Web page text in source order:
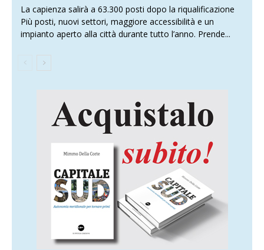
La capienza salirà a 63.300 posti dopo la riqualificazione
Più posti, nuovi settori, maggiore accessibilità e un
impianto aperto alla città durante tutto l’anno. Prende...